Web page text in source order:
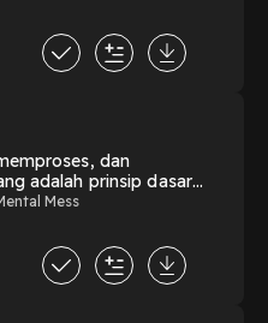
dan
adalah prinsip dasar
Mess